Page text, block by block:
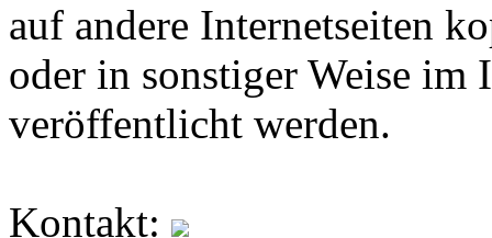
auf andere Internetseiten
oder in sonstiger Weise im
veröffentlicht werden.
Kontakt: